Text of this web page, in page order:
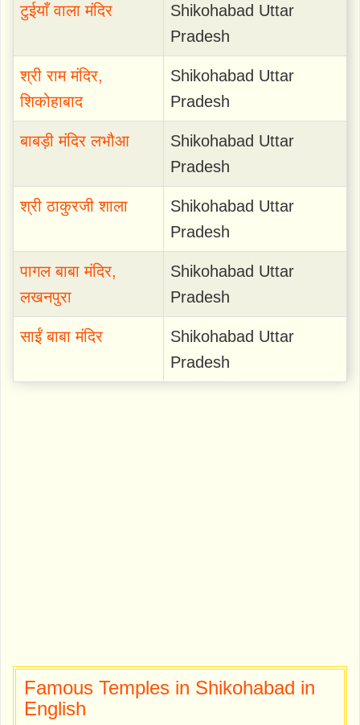
टुईयाँ वाला मंदिर
Shikohabad Uttar
Pradesh
श्री राम मंदिर,
शिकोहाबाद
Shikohabad Uttar
Pradesh
बाबड़ी मंदिर लभौआ
Shikohabad Uttar
Pradesh
श्री ठाकुरजी शाला
Shikohabad Uttar
Pradesh
पागल बाबा मंदिर,
लखनपुरा
Shikohabad Uttar
Pradesh
साईं बाबा मंदिर
Shikohabad Uttar
Pradesh
Famous Temples in Shikohabad in
English